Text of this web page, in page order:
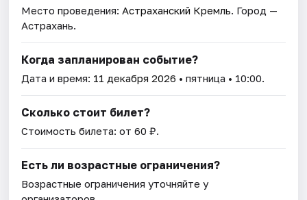
Место проведения:Астраханский Кремль. Город —
Астрахань.
Когда запланирован событие?
Дата и время: 11 декабря 2026 • пятница • 10:00.
Сколько стоит билет?
Стоимость билета: от 60 ₽.
Есть ли возрастные ограничения?
Возрастные ограничения уточняйте у